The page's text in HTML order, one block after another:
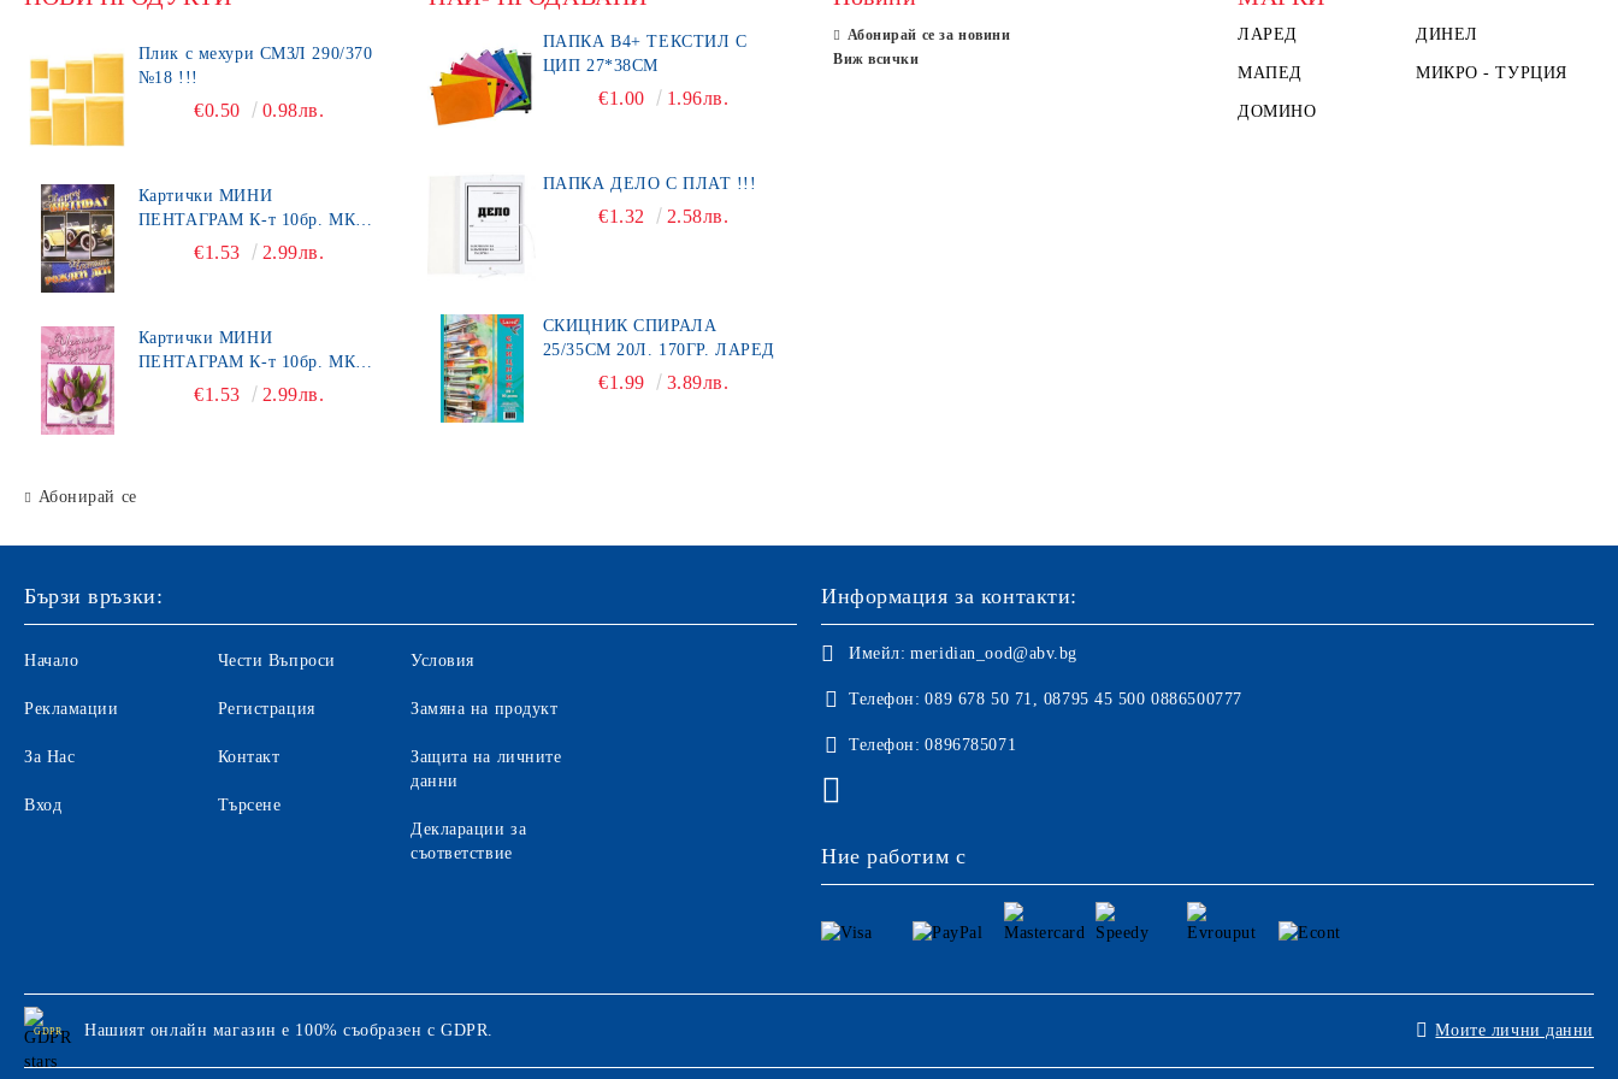
Тампонни мастила
Кабъри
Карфици
Пинчета за корк
Кламери
Щипки
КАНАП
Хоризонтални поставки
Маркиращи клещи
Автоматични печати
Ключодържатели
Лупи
Датник
Вертикални поставки
Клипборди
Клипборд
Разделители
Инвентарни описи
общотипови формуляри
Картони
Плик с мехури СМЗЛ 290/370
№18 !!!
€0.50 0.98лв.
Картички МИНИ
ПЕНТАГРАМ К-т 10бр. МК
€1.53 2.99лв.
Картички МИНИ
ПЕНТАГРАМ К-т 10бр. МК
€1.53 2.99лв.
Абонирай се
ПАПКА В4+ ТЕКСТИЛ С
ЦИП 27*38СМ
€1.00 1.96лв.
ПАПКА ДЕЛО С ПЛАТ !!!
€1.32 2.58лв.
СКИЦНИК СПИРАЛА
25/35СМ 20Л. 170ГР. ЛАРЕД
€1.99 3.89лв.
Абонирай се за новини
Виж всички
ЛАРЕД ДИНЕЛ
МАПЕД МИКРО - ТУРЦИЯ
ДОМИНО
Бързи връзки:
Начало
Рекламации
За Нас
Вход
Чести Въпроси
Регистрация
Контакт
Търсене
Условия
Замяна на продукт
Защита на личните
данни
Декларации за
съответствие
Информация за контакти:
Имейл: meridian_ood@abv.bg
Телефон: 089 678 50 71, 08795 45 500 0886500777
Телефон: 0896785071
Ние работим с
GDPR Нашият онлайн магазин е 100% съобразен с GDPR. Моите лични данни